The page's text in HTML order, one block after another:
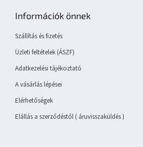
Információk önnek
Szállítás és fizetés
Üzleti feltételek (ÁSZF)
Adatkezelési tájékoztató
A vásárlás lépései
Elérhetőségek
Elállás a szerződéstől ( áruvisszaküldés )